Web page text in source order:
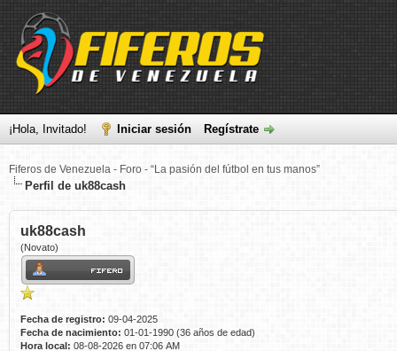
¡Hola, Invitado! Iniciar sesión Regístrate
Fiferos de Venezuela - Foro - “La pasión del fútbol en tus manos”
Perfil de uk88cash
uk88cash
(Novato)
Fecha de registro: 09-04-2025
Fecha de nacimiento: 01-01-1990 (36 años de edad)
Hora local: 08-08-2026 en 07:06 AM